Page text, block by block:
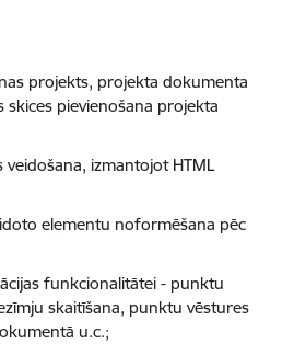
projekts, projekta dokumenta
skices pievienošana projekta
izmantojot HTML
elementu noformēšana pēc
funkcionalitātei - punktu
skaitīšana, punktu vēstures
u.c.;